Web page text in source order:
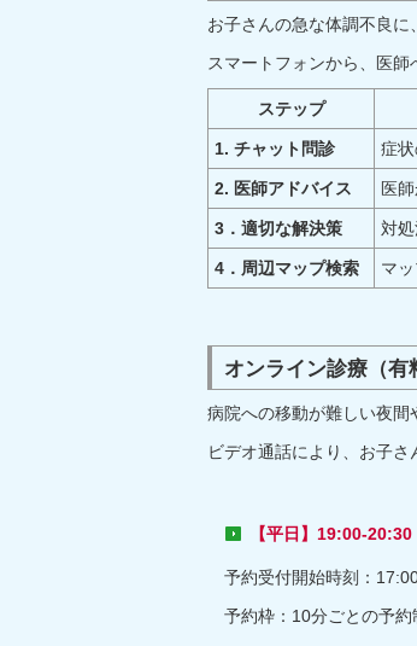
お子さんの急な体調不良に、
スマートフォンから、医師
ステップ
1. チャット問診 症
2. 医師アドバイス 医
3．適切な解決策 対
4．周辺マップ検索 マ
オンライン診療（有
病院への移動が難しい夜間
ビデオ通話により、お子
【平日】19:00-
予約受付開始時刻：
予約枠：10分ごとの予約